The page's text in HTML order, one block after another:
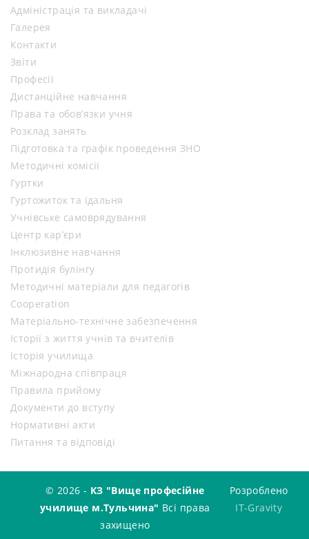
Адміністрація та викладачі
Галерея
Контакти
Звіти
Професії
Дистанційне навчання
Права та обов’язки учня
Розклад занять
Підготовка та графік проведення ЗНО
Методичні комісії
Гуртки
Гуртожиток та їдальня
Учнівське самоврядування
Центр кар’єри
Інклюзивне навчання
Протидія булінгу
Методичні матеріали для педагогів
Cooperation
Матеріально-технічне забезпечення
Історії з життя учнів та вчителів
Історія училища
Міжнародна співпраця
Правила прийому
Документи до вступу
Нормативні акти
Питання та відповіді
© 2026 - КЗ "Вище професійне
училище м.Тульчина" Всі права
захищено
Розроблено
IT-Gravity